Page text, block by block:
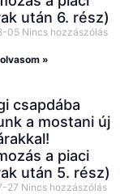
után 6. rész)
05 Nincs hozzászólás
»
csapdába
a mostani új
a piaci
után 5. rész)
27 Nincs hozzászólás